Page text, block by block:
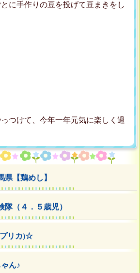
に手作りの豆を投げて豆まきをし
つけて、今年一年元気に楽しく過
【鶏めし】
隊（４．５歳児）
リカ)☆
ん♪